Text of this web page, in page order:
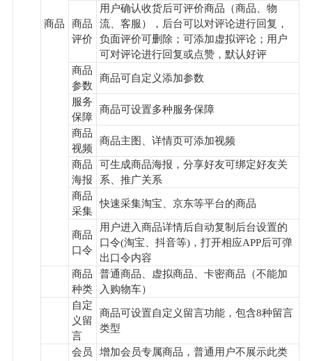
商品
商品
评价
用户确认收货后可评价商品（商品、物
流、客服），后台可以对评论进行回复，
负面评价可删除；可添加虚拟评论；用户
可对评论进行回复或点赞，默认好评
商品
参数
商品可自定义添加参数
服务
保障
商品可设置多种服务保障
商品
视频
商品主图、详情页可添加视频
商品
海报
可生成商品海报，分享好友可绑定好友关
系、推广关系
商品
采集
快速采集淘宝、京东等平台的商品
商品
口令
用户进入商品详情后自动复制后台设置的
口令(淘宝、抖音等)，打开相应APP后可弹
出口令内容
商品
种类
普通商品、虚拟商品、卡密商品（不能加
入购物车）
自定
义留
言
商品可设置自定义留言功能，包含8种留言
类型
会员
增加会员专属商品，普通用户不展示此类